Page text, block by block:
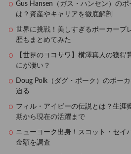
Gus Hansen（ガス・ハンセン）の
は？資産やキャリアを徹底解剖
世界に挑戦！美しすぎるポーカープ
歴もまとめてみた
【世界のヨコサワ】横澤真人の獲得
にが凄い？
Doug Polk（ダグ・ポーク）のポー
迫る
フィル・アイビーの伝説とは？生涯
期から現在の活躍まで
ニューヨーク出身！スコット・セイ
金額を調査